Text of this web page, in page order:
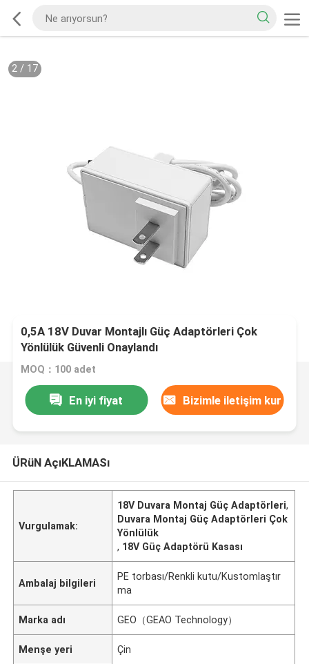
2/ 17
0,5A 18V Duvar Montajlı Güç Adaptörleri Çok
Yönlülük Güvenli Onaylandı
MOQ：100 adet
En iyi fiyat Bizimle iletişim kur
ÜRüN AçıKLAMASı
Vurgulamak:
18V Duvara Montaj Güç Adaptörleri,
Duvara Montaj Güç Adaptörleri Çok
Yönlülük
, 18V Güç Adaptörü Kasası
Ambalaj bilgileri
PE torbası/Renkli kutu/Kustomlaştır
ma
Marka adı GEO（GEAO Technology）
Menşe yeri Çin